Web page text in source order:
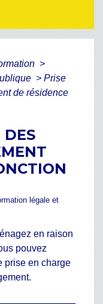
>
> Prise
de résidence
DES
légale et
en raison
pouvez
prise en charge